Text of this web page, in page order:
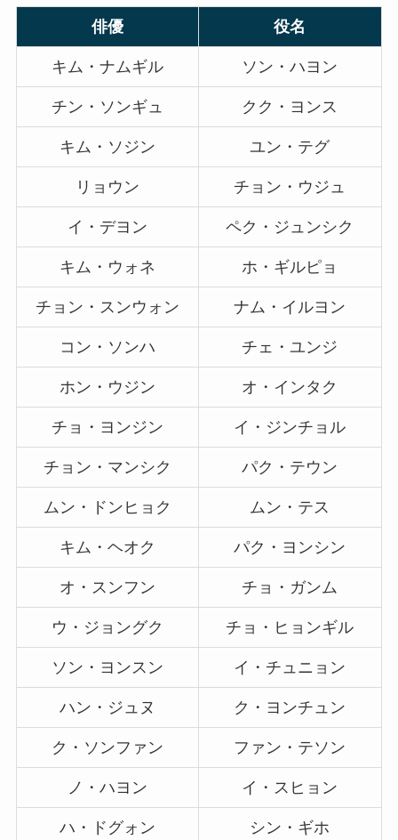
俳優 役名
キム・ナムギル ソン・ハヨン
チン・ソンギュ クク・ヨンス
キム・ソジン ユン・テグ
リョウン チョン・ウジュ
イ・デヨン ペク・ジュンシク
キム・ウォネ ホ・ギルピョ
チョン・スンウォン ナム・イルヨン
コン・ソンハ チェ・ユンジ
ホン・ウジン オ・インタク
チョ・ヨンジン イ・ジンチョル
チョン・マンシク パク・テウン
ムン・ドンヒョク ムン・テス
キム・ヘオク パク・ヨンシン
オ・スンフン チョ・ガンム
ウ・ジョングク チョ・ヒョンギル
ソン・ヨンスン イ・チュニョン
ハン・ジュヌ ク・ヨンチュン
ク・ソンファン ファン・テソン
ノ・ハヨン イ・スヒョン
ハ・ドグォン シン・ギホ